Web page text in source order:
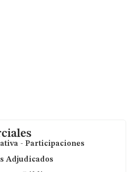
- Participaciones
Adjudicados